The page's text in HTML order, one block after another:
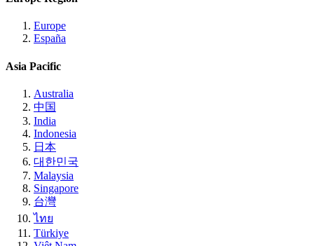
Europe
España
Asia Pacific
Australia
中国
India
Indonesia
日本
대한민국
Malaysia
Singapore
台灣
ไทย
Türkiye